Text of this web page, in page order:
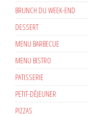
BRUNCH DU WEEK-END
DESSERT
MENU BARBECUE
MENU BISTRO
PATISSERIE
PETIT-DÉJEUNER
PIZZAS